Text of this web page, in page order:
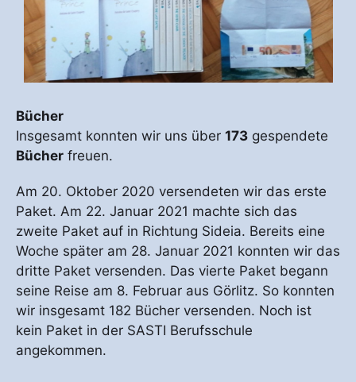
Bücher
Insgesamt konnten wir uns über 173 gespendete
Bücher freuen.
Am 20. Oktober 2020 versendeten wir das erste
Paket. Am 22. Januar 2021 machte sich das
zweite Paket auf in Richtung Sideia. Bereits eine
Woche später am 28. Januar 2021 konnten wir das
dritte Paket versenden. Das vierte Paket begann
seine Reise am 8. Februar aus Görlitz. So konnten
wir insgesamt 182 Bücher versenden. Noch ist
kein Paket in der SASTI Berufsschule
angekommen.